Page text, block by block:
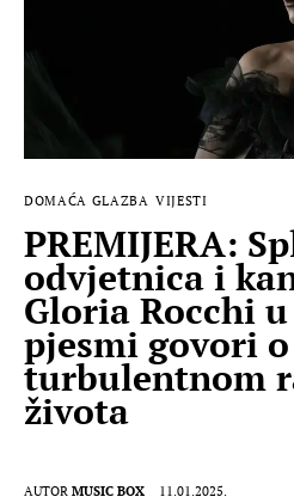
MUSIC BOX
DOMAĆA GLAZBA VIJESTI
PREMIJERA:
odvjetnica i
Gloria Rocchi
pjesmi govori o
turbulentnom
života
AUTOR MUSIC BOX 11.01.2025.